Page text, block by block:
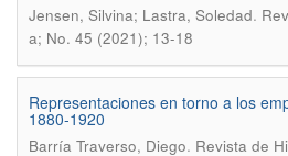
Jensen, Silvina; Lastra, Soledad.
a; No. 45 (2021); 13-18
Representaciones en torno a los
1880-1920
Barría Traverso, Diego. Revista de